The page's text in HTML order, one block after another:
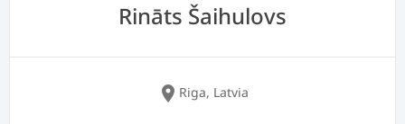
Rināts Šaihulovs
location_on Riga, Latvia